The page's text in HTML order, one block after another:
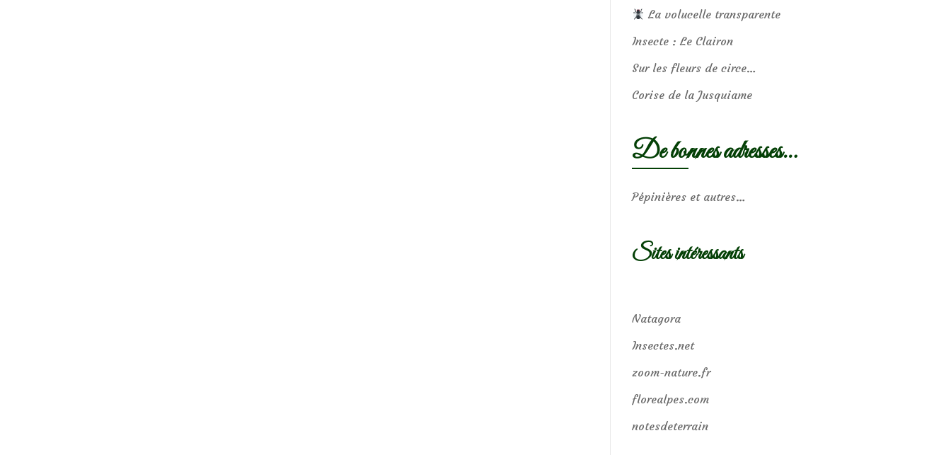
La volucelle transparente
Insecte : Le Clairon
Sur les fleurs de circe…
Corise de la Jusquiame
De bonnes adresses…
Pépinières et autres…
Sites intéressants
Natagora
Insectes.net
zoom-nature.fr
florealpes.com
notesdeterrain